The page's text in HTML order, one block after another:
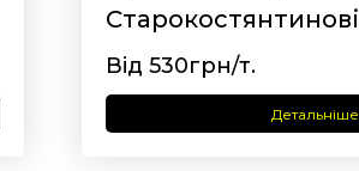
Старокостянтинові
Від 530грн/т.
Детальніше